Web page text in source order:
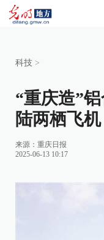
科技 >
“重庆造”
陆两栖飞机
来源： 重庆日报
2025-06-13 10:17